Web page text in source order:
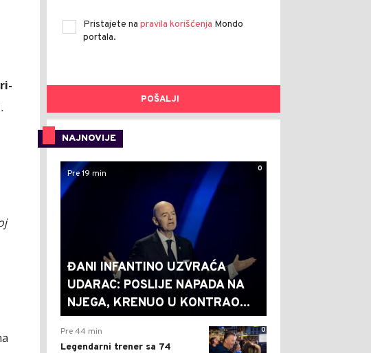
.
Pristajete na pravila korišćenja Mondo
portala.
POŠALJI
NAJNOVIJE
0
Pre 19 min
ĐANI INFANTINO UZVRAĆA
UDARAC: POSLIJE NAPADA NA
NJEGA, KRENUO U KONTRAO...
0
Pre 44 min
Legendarni trener sa 74